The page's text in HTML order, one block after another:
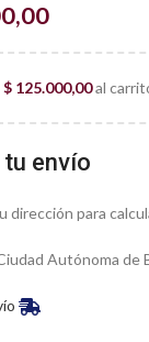
$ 125.000,00al
tu envío
dirección para
Autónoma de